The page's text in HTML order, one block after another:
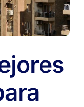
e
inquilinos